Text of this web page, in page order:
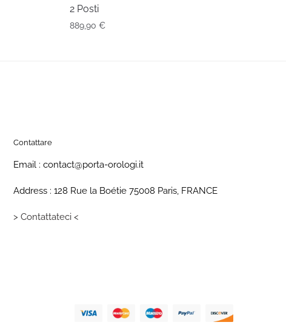
2 Posti
889,90 €
Contattare
Email : contact@porta-orologi.it
Address : 128 Rue la Boétie 75008 Paris, FRANCE
> Contattateci <